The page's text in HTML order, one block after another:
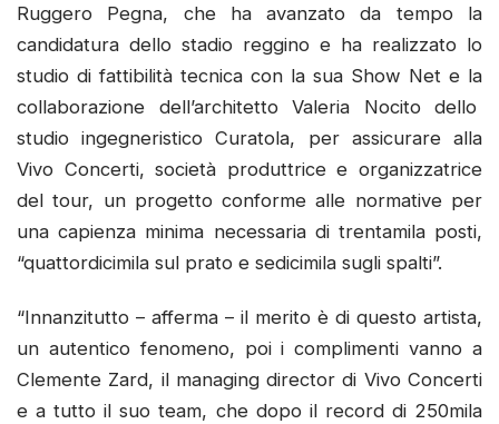
Ruggero Pegna, che ha avanzato da tempo la
candidatura dello stadio reggino e ha realizzato lo
studio di fattibilità tecnica con la sua Show Net e la
collaborazione dell’architetto Valeria Nocito dello
studio ingegneristico Curatola, per assicurare alla
Vivo Concerti, società produttrice e organizzatrice
del tour, un progetto conforme alle normative per
una capienza minima necessaria di trentamila posti,
“quattordicimila sul prato e sedicimila sugli spalti”.
“Innanzitutto – afferma – il merito è di questo artista,
un autentico fenomeno, poi i complimenti vanno a
Clemente Zard, il managing director di Vivo Concerti
e a tutto il suo team, che dopo il record di 250mila